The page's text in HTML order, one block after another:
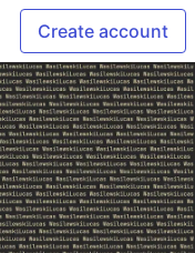
Create account